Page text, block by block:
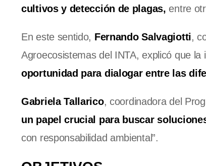
cultivos y detección de plagas, entre
En este sentido, Fernando Salvagiotti,
Agroecosistemas del INTA, explicó que
oportunidad para dialogar entre las
Gabriela Tallarico, coordinadora del
un papel crucial para buscar
con responsabilidad ambiental”.